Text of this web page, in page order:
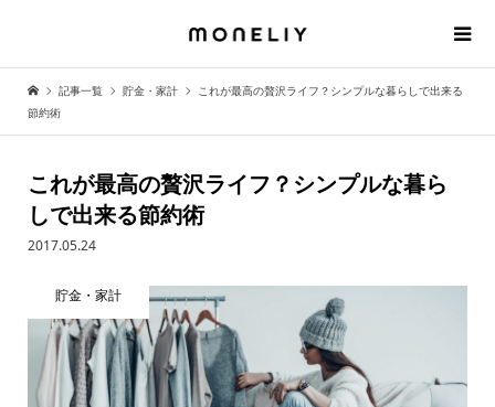
記事一覧 貯金・家計
これが最高の贅沢ライフ？シンプルな暮らしで出来る
節約術
これが最高の贅沢ライフ？シンプルな暮ら
しで出来る節約術
2017.05.24
貯金・家計